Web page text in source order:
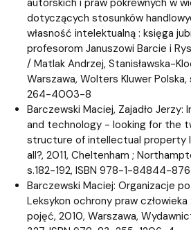
dotyczących stosunków
własność intelektualną : księga
profesorom Januszowi Barcie i
/ Matlak Andrzej, Stanisławska-
Warszawa, Wolters Kluwer
264-4003-8
Barczewski Maciej, Zajadło
and technology - looking for the
structure of intellectual property
all?, 2011, Cheltenham ;
s.182-192, ISBN 978-1-84844-
Barczewski Maciej: Organizacje
Leksykon ochrony praw
pojęć, 2010, Warszawa,